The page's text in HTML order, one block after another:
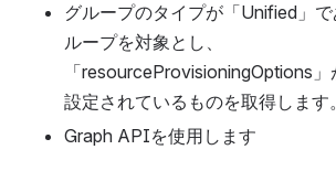
グループのタイプが「Unified」
ループを対象とし、
「resourceProvisioningOptions
設定されているものを取得します。
Graph APIを使用します